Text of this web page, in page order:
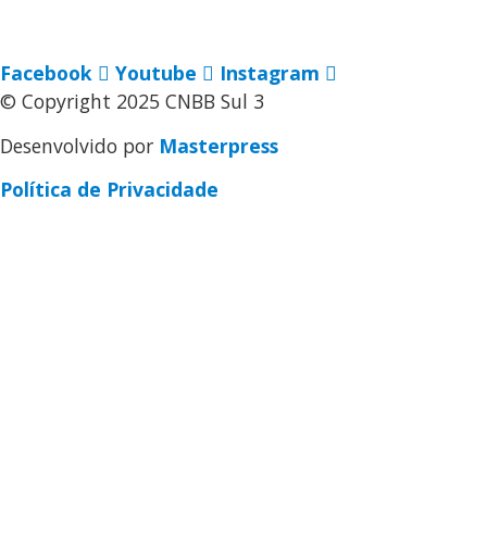
Facebook
Youtube
Instagram
© Copyright 2025 CNBB Sul 3
Desenvolvido por Masterpress
Política de Privacidade